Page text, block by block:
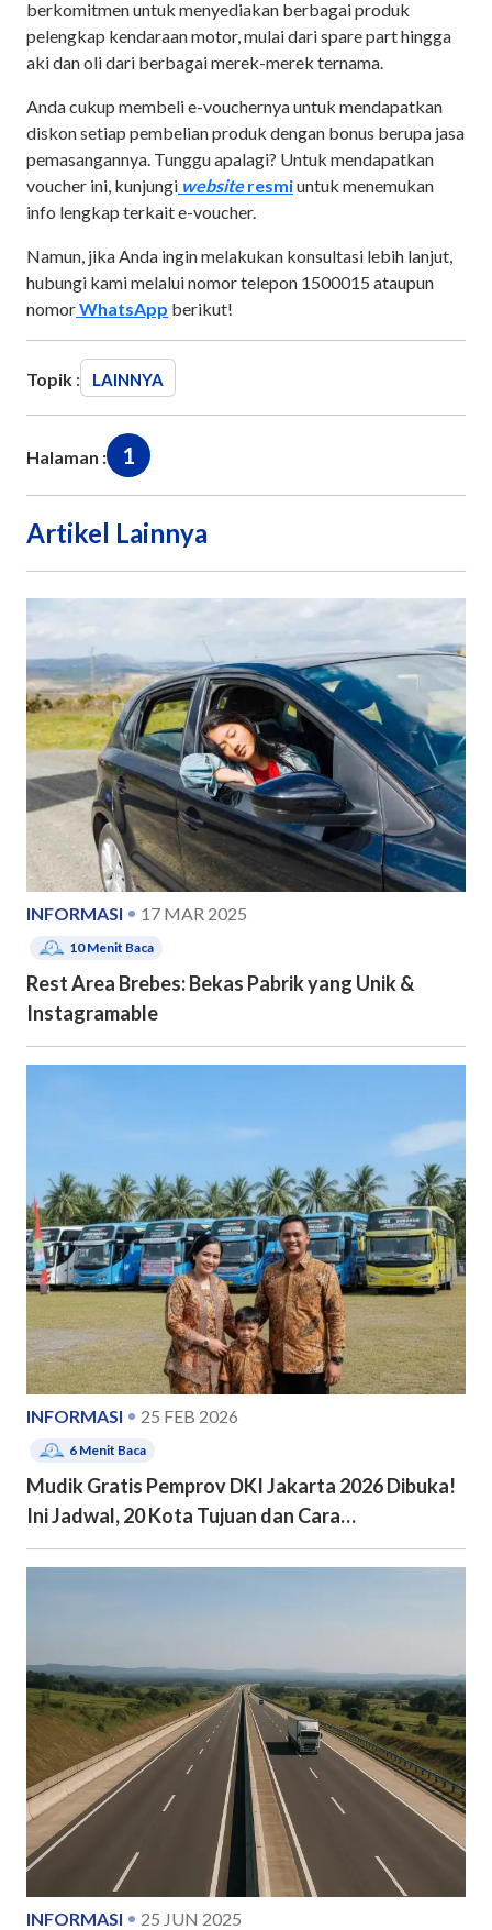
berkomitmen untuk menyediakan berbagai produk
pelengkap kendaraan motor, mulai dari spare part hingga
aki dan oli dari berbagai merek-merek ternama.
Anda cukup membeli e-vouchernya untuk mendapatkan
diskon setiap pembelian produk dengan bonus berupa jasa
pemasangannya. Tunggu apalagi? Untuk mendapatkan
voucher ini, kunjungi websiteresmiuntuk menemukan
info lengkap terkait e-voucher.
Namun, jika Anda ingin melakukan konsultasi lebih lanjut,
hubungi kami melalui nomor telepon 1500015 ataupun
nomorWhatsApp berikut!
Topik : LAINNYA
Halaman : 1
Artikel Lainnya
INFORMASI 17 MAR 2025
10Menit Baca
Rest Area Brebes: Bekas Pabrik yang Unik &
Instagramable
INFORMASI 25 FEB 2026
6 Menit Baca
Mudik Gratis Pemprov DKI Jakarta 2026 Dibuka!
Ini Jadwal, 20 Kota Tujuan dan Cara
Pendaftarannya
INFORMASI 25 JUN 2025